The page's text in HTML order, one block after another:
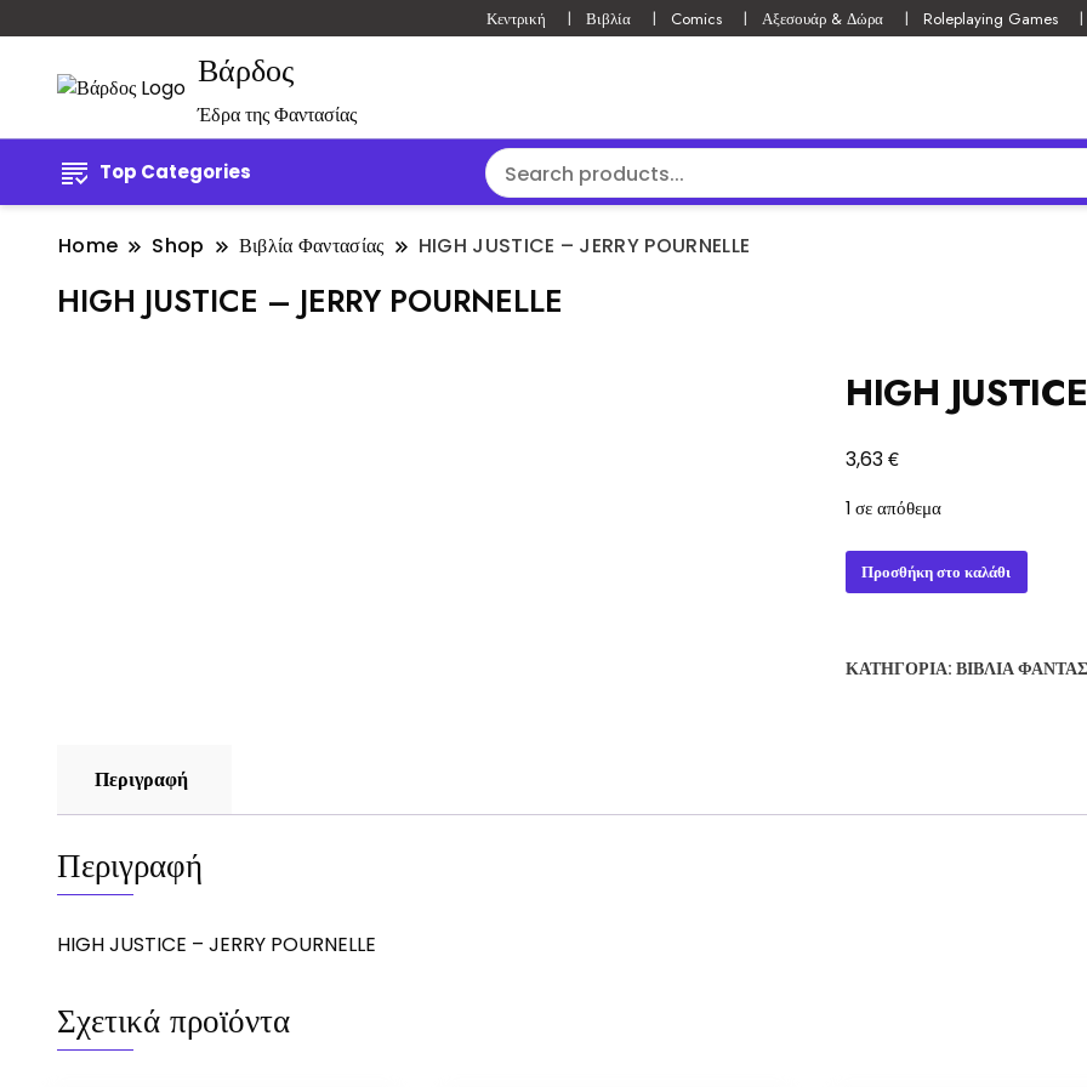
Κεντρική Βιβλία Comics Αξεσουάρ & Δώρα Roleplaying Games
Βάρδος
Έδρα της Φαντασίας
Top Categories
Home Shop Βιβλία Φαντασίας HIGH JUSTICE – JERRY POURNELLE
HIGH JUSTICE – JERRY POURNELLE
HIGH
3,63€
1 σε απόθεμα
HIGH
JUSTICE
POURNELLE
Προσθήκη στο καλάθι
ΚΑΤΗΓΟΡΊΑ: ΒΙΒΛΊΑ
Περιγραφή
Περιγραφή
HIGH JUSTICE – JERRY POURNELLE
Σχετικά προϊόντα